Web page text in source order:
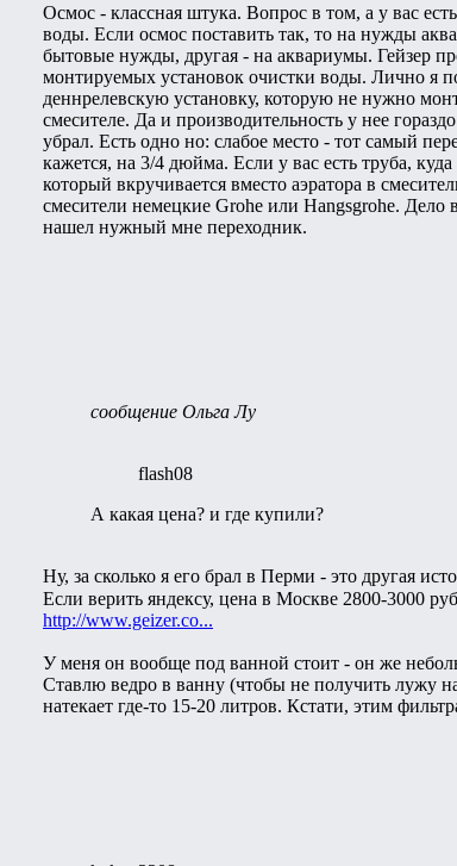
Осмос - классная штука. Вопрос в том, а у вас
воды. Если осмос поставить так, то на нужды
бытовые нужды, другая - на аквариумы. Гейзер
монтируемых установок очистки воды. Лично я
деннрелевскую установку, которую не нужно
смесителе. Да и производительность у нее
убрал. Есть одно но: слабое место - тот самый
кажется, на 3/4 дюйма. Если у вас есть труба,
который вкручивается вместо аэратора в
смесители немецкие Grohe или Hangsgrohe. Дело
нашел нужный мне переходник.
сообщение Ольга Лу
flash08
А какая цена? и где купили?
Ну, за сколько я его брал в Перми - это другая
Если верить яндексу, цена в Москве 2800-3000 руб
http://www.geizer.co...
У меня он вообще под ванной стоит - он же
Ставлю ведро в ванну (чтобы не получить лужу
натекает где-то 15-20 литров. Кстати, этим